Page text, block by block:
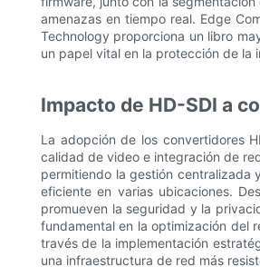
amenazas en tiempo real. Edge
Technology proporciona un libro
un papel vital en la protección de la
Impacto de HD-SDI a
La adopción de los convertidores
calidad de video e integración de
permitiendo la gestión centralizada
eficiente en varias ubicaciones.
promueven la seguridad y la
fundamental en la optimización del
través de la implementación
una infraestructura de red más